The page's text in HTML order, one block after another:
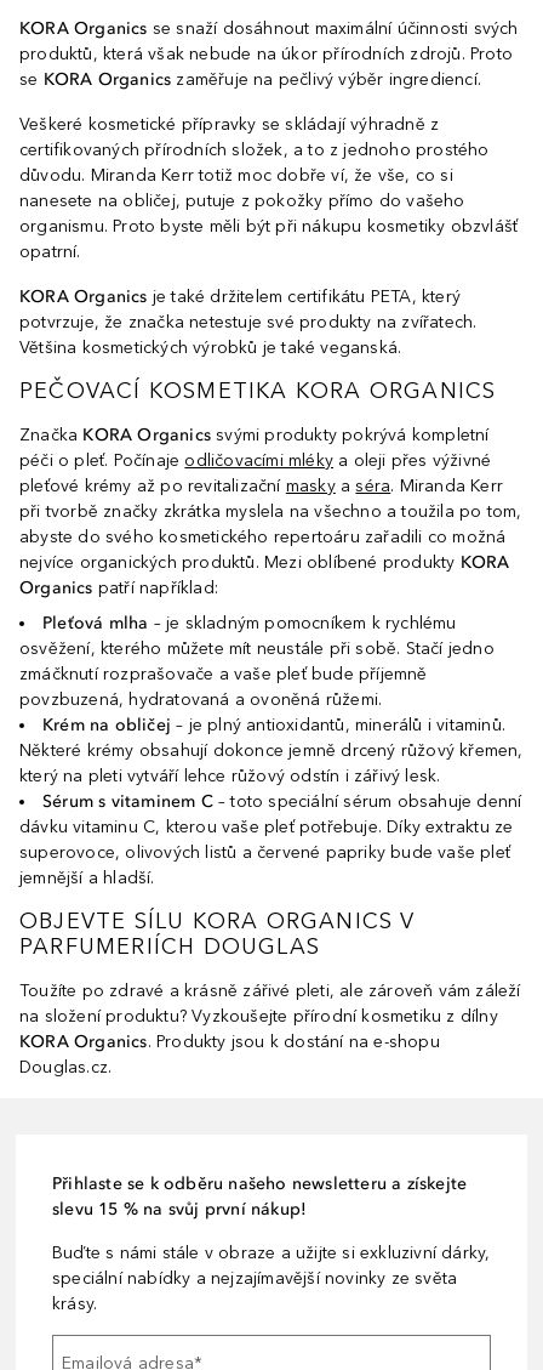
KORA Organics se snaží dosáhnout maximální účinnosti svých
produktů, která však nebude na úkor přírodních zdrojů. Proto
se KORA Organics zaměřuje na pečlivý výběr ingrediencí.
Veškeré kosmetické přípravky se skládají výhradně z
certifikovaných přírodních složek, a to z jednoho prostého
důvodu. Miranda Kerr totiž moc dobře ví, že vše, co si
nanesete na obličej, putuje z pokožky přímo do vašeho
organismu. Proto byste měli být při nákupu kosmetiky obzvlášť
opatrní.
KORA Organics je také držitelem certifikátu PETA, který
potvrzuje, že značka netestuje své produkty na zvířatech.
Většina kosmetických výrobků je také veganská.
PEČOVACÍ KOSMETIKA KORA ORGANICS
Značka KORA Organics svými produkty pokrývá kompletní
péči o pleť. Počínaje odličovacími mléky a oleji přes výživné
pleťové krémy až po revitalizační maskyaséra. Miranda Kerr
při tvorbě značky zkrátka myslela na všechno a toužila po tom,
abyste do svého kosmetického repertoáru zařadili co možná
nejvíce organických produktů. Mezi oblíbené produkty KORA
Organics patří například:
Pleťová mlha – je skladným pomocníkem k rychlému
osvěžení, kterého můžete mít neustále při sobě. Stačí jedno
zmáčknutí rozprašovače a vaše pleť bude příjemně
povzbuzená, hydratovaná a ovoněná růžemi.
Krém na obličej – je plný antioxidantů, minerálů i vitaminů.
Některé krémy obsahují dokonce jemně drcený růžový křemen,
který na pleti vytváří lehce růžový odstín i zářivý lesk.
Sérum s vitaminem C – toto speciální sérum obsahuje denní
dávku vitaminu C, kterou vaše pleť potřebuje. Díky extraktu ze
superovoce, olivových listů a červené papriky bude vaše pleť
jemnější a hladší.
OBJEVTE SÍLU KORA ORGANICS V
PARFUMERIÍCH DOUGLAS
Toužíte po zdravé a krásně zářivé pleti, ale zároveň vám záleží
na složení produktu? Vyzkoušejte přírodní kosmetiku z dílny
KORA Organics. Produkty jsou k dostání na e-shopu
Douglas.cz.
Přihlaste se k odběru našeho newsletteru a získejte
slevu 15 % na svůj první nákup!
Buďte s námi stále v obraze a užijte si exkluzivní dárky,
speciální nabídky a nejzajímavější novinky ze světa
krásy.
Emailová adresa*